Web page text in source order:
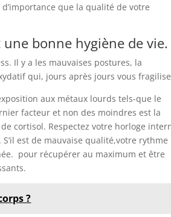
que la qualité de votre
bonne hygiène de vie.
Il y a les mauvaises postures, la
qui, jours après jours vous
aux métaux lourds tels-que le
facteur et non des moindres est la
cortisol. Respectez votre horloge
est de mauvaise qualité,votre rythme
pour récupérer au maximum et être
?